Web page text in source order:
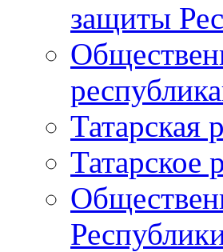
защиты
Татарское